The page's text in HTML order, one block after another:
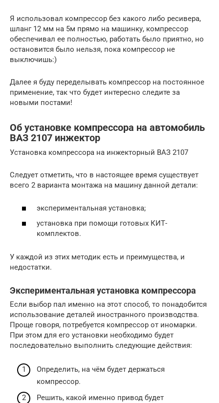
Я использовал компрессор без какого либо ресивера,
шланг 12 мм на 5м прямо на машинку, компрессор
обеспечивал ее полностью, работать было приятно, но
остановится было нельзя, пока компрессор не
выключишь:)
Далее я буду переделывать компрессор на постоянное
применение, так что будет интересно следите за
новыми постами!
Об установке компрессора на автомобиль
ВАЗ 2107 инжектор
Установка компрессора на инжекторный ВАЗ 2107
Следует отметить, что в настоящее время существует
всего 2 варианта монтажа на машину данной детали:
экспериментальная установка;
установка при помощи готовых КИТ-
комплектов.
У каждой из этих методик есть и преимущества, и
недостатки.
Экспериментальная установка компрессора
Если выбор пал именно на этот способ, то понадобится
использование деталей иностранного производства.
Проще говоря, потребуется компрессор от иномарки.
При этом для его установки необходимо будет
последовательно выполнить следующие действия:
Определить, на чём будет держаться
компрессор.
Решить, какой именно привод будет